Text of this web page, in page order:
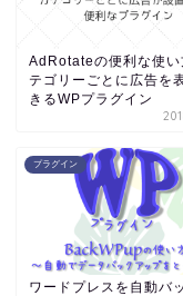
AdRotateの便利な使い
テゴリーごとに広告を
きるWPプラグイン
プラグイン
ワードプレスを自動バ